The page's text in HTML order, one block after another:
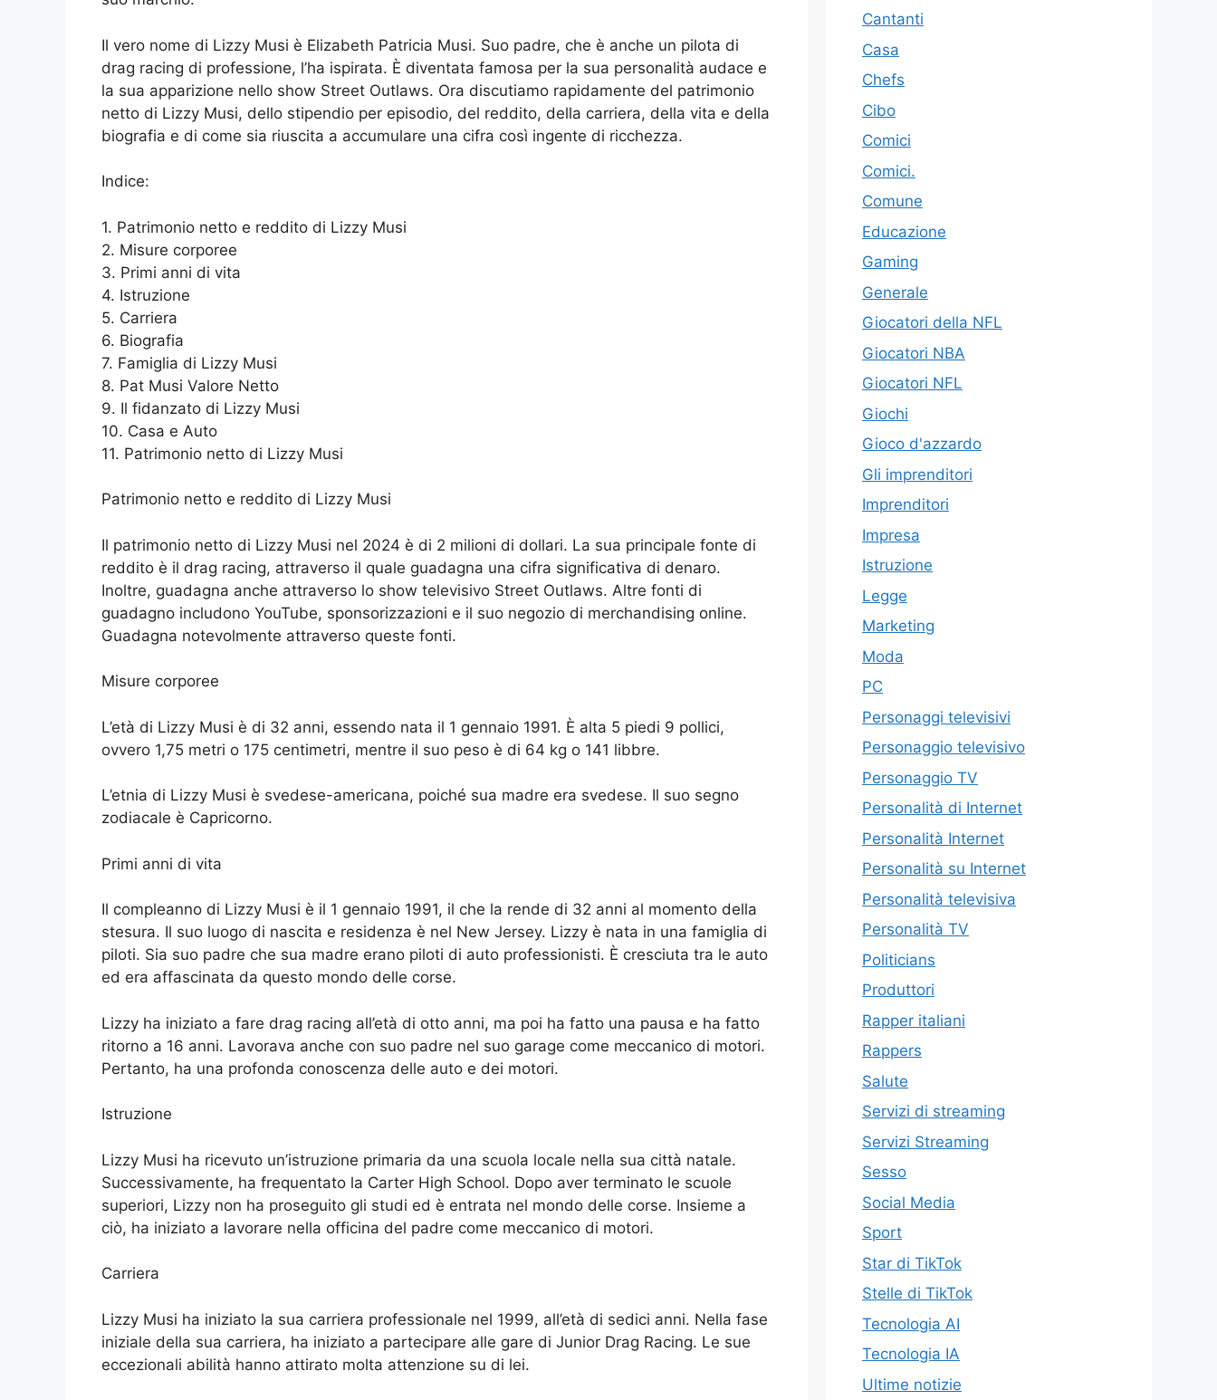
Il vero nome di Lizzy Musi è Elizabeth Patricia Musi. Suo padre, che è anche un pilota di
drag racing di professione, l’ha ispirata. È diventata famosa per la sua personalità audace e
la sua apparizione nello show Street Outlaws. Ora discutiamo rapidamente del patrimonio
netto di Lizzy Musi, dello stipendio per episodio, del reddito, della carriera, della vita e della
biografia e di come sia riuscita a accumulare una cifra così ingente di ricchezza.
Indice:
1. Patrimonio netto e reddito di Lizzy Musi
2. Misure corporee
3. Primi anni di vita
4. Istruzione
5. Carriera
6. Biografia
7. Famiglia di Lizzy Musi
8. Pat Musi Valore Netto
9. Il fidanzato di Lizzy Musi
10. Casa e Auto
11. Patrimonio netto di Lizzy Musi
Patrimonio netto e reddito di Lizzy Musi
Il patrimonio netto di Lizzy Musi nel 2024 è di 2 milioni di dollari. La sua principale fonte di
reddito è il drag racing, attraverso il quale guadagna una cifra significativa di denaro.
Inoltre, guadagna anche attraverso lo show televisivo Street Outlaws. Altre fonti di
guadagno includono YouTube, sponsorizzazioni e il suo negozio di merchandising online.
Guadagna notevolmente attraverso queste fonti.
Misure corporee
L’età di Lizzy Musi è di 32 anni, essendo nata il 1 gennaio 1991. È alta 5 piedi 9 pollici,
ovvero 1,75 metri o 175 centimetri, mentre il suo peso è di 64 kg o 141 libbre.
L’etnia di Lizzy Musi è svedese-americana, poiché sua madre era svedese. Il suo segno
zodiacale è Capricorno.
Primi anni di vita
Il compleanno di Lizzy Musi è il 1 gennaio 1991, il che la rende di 32 anni al momento della
stesura. Il suo luogo di nascita e residenza è nel New Jersey. Lizzy è nata in una famiglia di
piloti. Sia suo padre che sua madre erano piloti di auto professionisti. È cresciuta tra le auto
ed era affascinata da questo mondo delle corse.
Lizzy ha iniziato a fare drag racing all’età di otto anni, ma poi ha fatto una pausa e ha fatto
ritorno a 16 anni. Lavorava anche con suo padre nel suo garage come meccanico di motori.
Pertanto, ha una profonda conoscenza delle auto e dei motori.
Istruzione
Lizzy Musi ha ricevuto un’istruzione primaria da una scuola locale nella sua città natale.
Successivamente, ha frequentato la Carter High School. Dopo aver terminato le scuole
superiori, Lizzy non ha proseguito gli studi ed è entrata nel mondo delle corse. Insieme a
ciò, ha iniziato a lavorare nella officina del padre come meccanico di motori.
Carriera
Lizzy Musi ha iniziato la sua carriera professionale nel 1999, all’età di sedici anni. Nella fase
iniziale della sua carriera, ha iniziato a partecipare alle gare di Junior Drag Racing. Le sue
eccezionali abilità hanno attirato molta attenzione su di lei.
Cantanti
Casa
Chefs
Cibo
Comici
Comici.
Comune
Educazione
Gaming
Generale
Giocatori della NFL
Giocatori NBA
Giocatori NFL
Giochi
Gioco d'azzardo
Gli imprenditori
Imprenditori
Impresa
Istruzione
Legge
Marketing
Moda
PC
Personaggi televisivi
Personaggio televisivo
Personaggio TV
Personalità di Internet
Personalità Internet
Personalità su Internet
Personalità televisiva
Personalità TV
Politicians
Produttori
Rapper italiani
Rappers
Salute
Servizi di streaming
Servizi Streaming
Sesso
Social Media
Sport
Star di TikTok
Stelle di TikTok
Tecnologia AI
Tecnologia IA
Ultime notizie